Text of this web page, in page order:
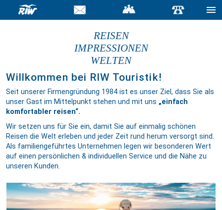
REISEN
IMPRESSIONEN
WELTEN
Willkommen bei RIW Touristik!
Seit unserer Firmengründung 1984 ist es unser Ziel, dass Sie als
unser Gast im Mittelpunkt stehen und mit uns „einfach
komfortabler reisen“.
Wir setzen uns für Sie ein, damit Sie auf einmalig schönen
Reisen die Welt erleben und jeder Zeit rund herum versorgt sind.
Als familiengeführtes Unternehmen legen wir besonderen Wert
auf einen persönlichen & individuellen Service und die Nähe zu
unseren Kunden.